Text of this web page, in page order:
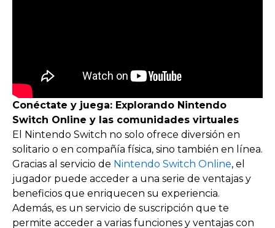
Conéctate y juega: Explorando Nintendo
Switch Online y las comunidades virtuales
El Nintendo Switch no solo ofrece diversión en
solitario o en compañía física, sino también en línea.
Gracias al servicio de Nintendo Switch Online, el
jugador puede acceder a una serie de ventajas y
beneficios que enriquecen su experiencia.
Además, es un servicio de suscripción que te
permite acceder a varias funciones y ventajas con